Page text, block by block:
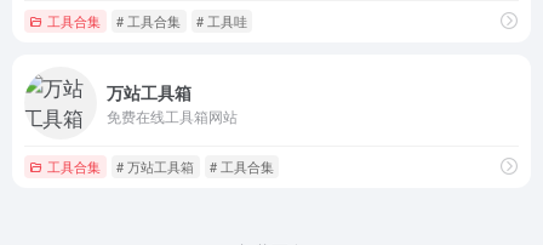
工具合集 # 工具合集 # 工具哇
万站工具箱
免费在线工具箱网站
工具合集 # 万站工具箱 # 工具合集